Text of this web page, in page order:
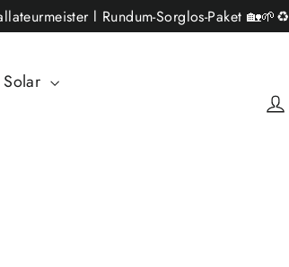
l Rundum-Sorglos-Paket 🏡🌱♻️